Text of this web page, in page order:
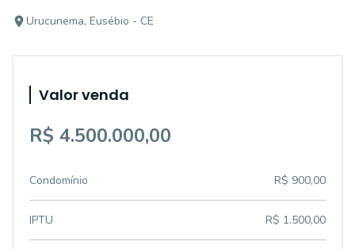
Urucunema, Eusébio - CE
Valor venda
R$ 4.500.000,00
Condomínio R$ 900,00
IPTU R$ 1.500,00